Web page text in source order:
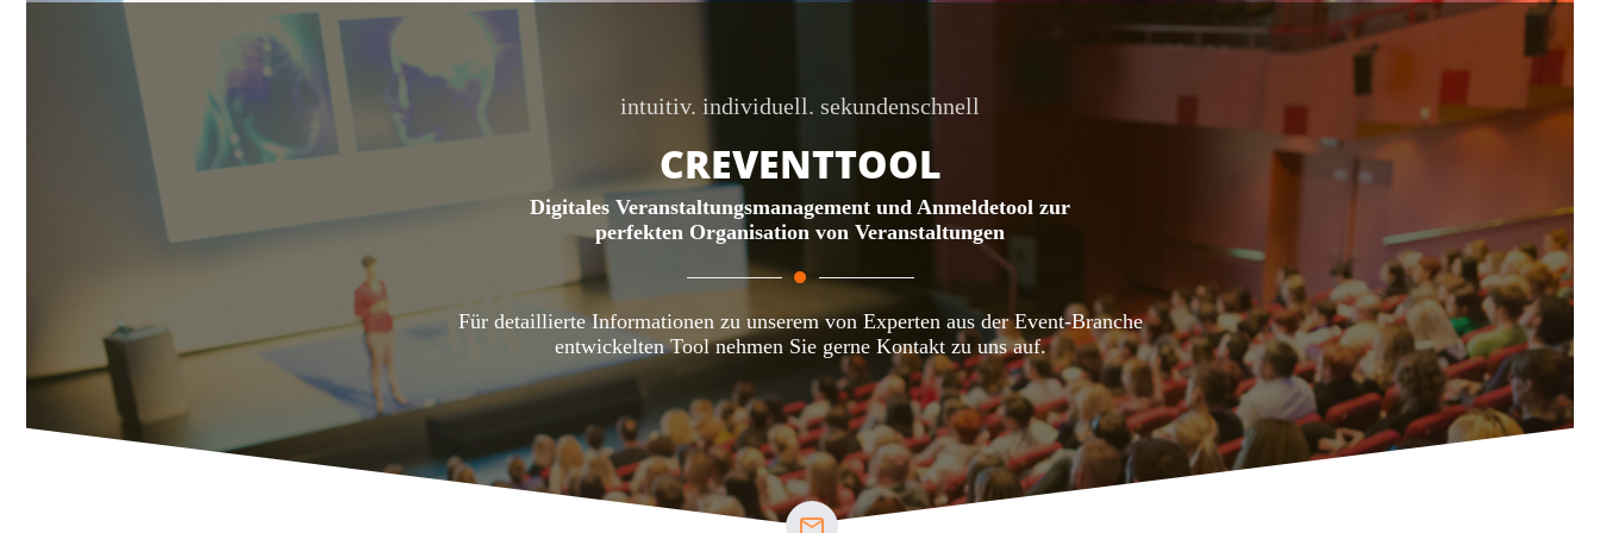
intuitiv. individuell. sekundenschnell
CREVENTTOOL
Digitales Veranstaltungsmanagement und Anmeldetool zur
perfekten Organisation von Veranstaltungen
Für detaillierte Informationen zu unserem von Experten aus der Event-Branche
entwickelten Tool nehmen Sie gerne Kontakt zu uns auf.